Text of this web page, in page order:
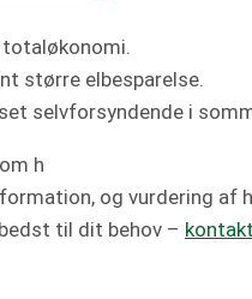
totaløkonomi.
større elbesparelse.
selvforsyndende i
h
og vurdering af
til dit behov – kontakt